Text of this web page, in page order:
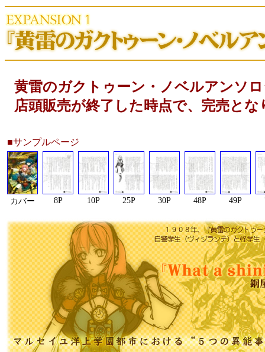
黄雷のガクトゥーン・ノベルアンソ
店頭販売が終了した時点で、完売と
■サンプルページ
カバー 8P 10P 25P 30P 48P 49P